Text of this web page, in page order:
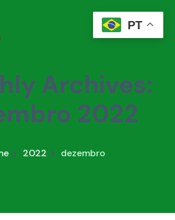
Archives:
2022
2022 dezembro
PT